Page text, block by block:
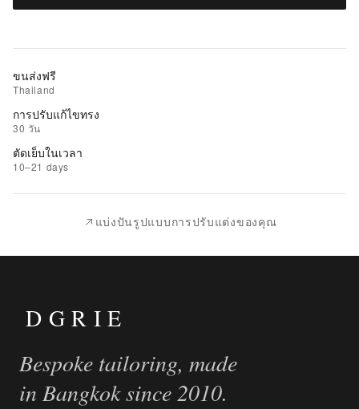
ไป
รถ
เข็น
รายการ
ที่
ชอบ
เปรียบ
ขนส่งฟรี
Thailand
การปรับแก้ไขทรง
30 วัน
ตัดเย็บในเวลา
10–21 days
แบ่งปันรูปแบบการปรับแต่งของคุณ
DGRIE
Bespoke tailoring, made
in Bangkok since 2010.